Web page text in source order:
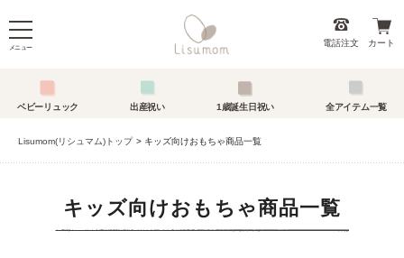
メニュー 電話注文 カート
ベビーリュック 出産祝い 1歳誕生日祝い 全アイテム一覧
Lisumom(リシュマム)トップ キッズ向けおもちゃ商品一覧
キッズ向けおもちゃ商品一覧